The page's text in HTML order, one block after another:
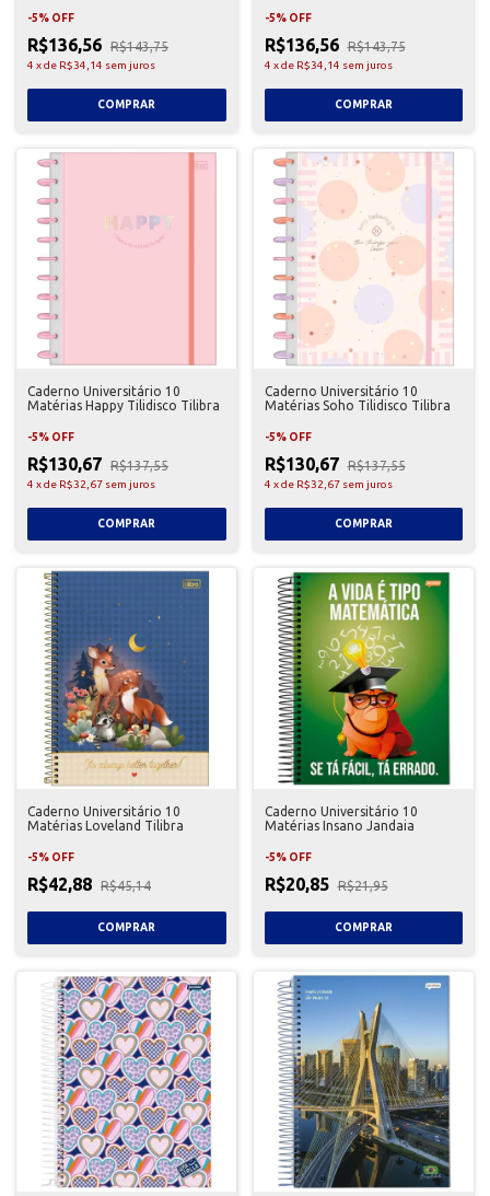
-5% OFF
R$136,56 R$143,75
4 xde R$34,14 sem juros
-5% OFF
R$136,56 R$143,75
4 xde R$34,14 sem juros
Caderno Universitário 10
Matérias Happy Tilidisco Tilibra
-5% OFF
R$130,67 R$137,55
4 xde R$32,67 sem juros
Caderno Universitário 10
Matérias Soho Tilidisco Tilibra
-5% OFF
R$130,67 R$137,55
4 xde R$32,67 sem juros
Caderno Universitário 10
Matérias Loveland Tilibra
-5% OFF
R$42,88 R$45,14
Caderno Universitário 10
Matérias Insano Jandaia
-5% OFF
R$20,85 R$21,95